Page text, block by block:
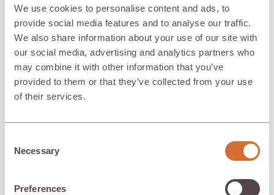
We use cookies to personalise content and ads, to
provide social media features and to analyse our traffic.
We also share information about your use of our site with
our social media, advertising and analytics partners who
may combine it with other information that you’ve
provided to them or that they’ve collected from your use
of their services.
Selection
Necessary
Preferences
Collaboration en temps réel sur des documents et
des feuilles de calcul
Synchronisation automatique sur tous vos appareils
Intégration avec Gmail et Google Photos
Apple iCloud
iCloud fournit jusqu'à 12 To de stockage et s'intègre
automatiquement les photos, les documents et les
données d'applications sur les appareils iPhone, iPad et
propose 5 Go de stockage gratuit, avec des forfaits